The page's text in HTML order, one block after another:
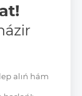
alıń hám